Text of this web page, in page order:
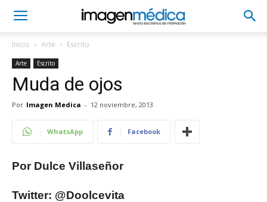
Inicio Arte Escrito
Arte Escrito
Muda de ojos
Por Imagen Medica - 12 noviembre, 2013
WhatsApp Facebook
Por Dulce Villaseñor
Twitter: @Doolcevita